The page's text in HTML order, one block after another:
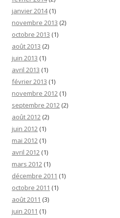
janvier 2014(1)
novembre 2013 (2)
octobre 2013 (1)
août 2013 (2)
juin 2013 (1)
avril 2013 (1)
février 2013 (1)
novembre 2012 (1)
septembre 2012 (2)
août 2012 (2)
juin 2012 (1)
mai 2012 (1)
avril 2012 (1)
mars 2012 (1)
décembre 2011 (1)
octobre 2011 (1)
août 2011 (3)
juin 2011 (1)